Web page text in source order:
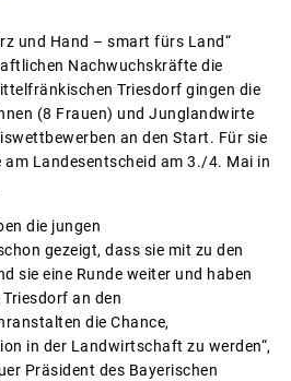
und Hand – smart fürs Land“
Nachwuchskräfte die
Triesdorf gingen die
(8 Frauen) und Junglandwirte
an den Start. Für sie
am Landesentscheid am 3./4. Mai in
die jungen
gezeigt, dass sie mit zu den
sie eine Runde weiter und haben
an den
die Chance,
in der Landwirtschaft zu werden“,
Präsident des Bayerischen